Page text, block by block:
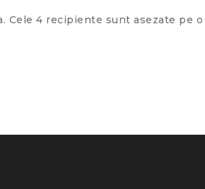
4 recipiente sunt asezate pe o